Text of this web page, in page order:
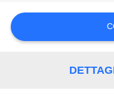
MAPPA
DEL